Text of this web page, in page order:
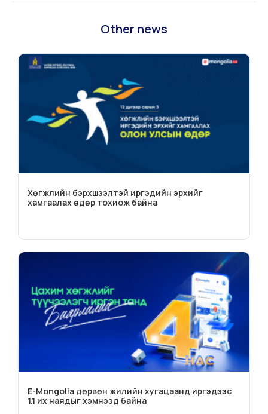
Other news
Хөгжлийн бэрхшээлтэй иргэдийн эрхийг
хамгаалах өдөр тохиож байна
E-Mongolia дөрвөн жилийн хугацаанд иргэдээс
1.1 их наядыг хэмнээд байна